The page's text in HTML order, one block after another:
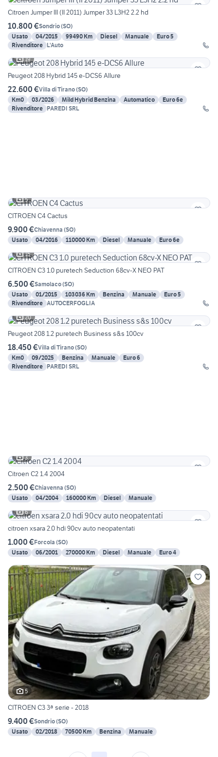
Citroen Jumper III (II 2011) Jumper 33 L3H2 2.2 hd
10.800 €Sondrio(SO)
Usato
04/2015 99490 Km Diesel Manuale
Euro 5
Rivenditore L'Auto
19
Peugeot 208 Hybrid 145 e-DCS6 Allure
22.600 €Villa di Tirano(SO)
Km0
03/2026 Mild Hybrid Benzina Automatico
Euro 6e
Rivenditore PAREDI SRL
5
CITROEN C4 Cactus
9.900 €Chiavenna (SO)
Usato
04/2016 110000 Km Diesel Manuale
Euro 6e
15
CITROEN C3 1.0 puretech Seduction 68cv-X NEO PAT
6.500 €Samolaco(SO)
Usato
01/2015 103036 Km Benzina Manuale
Euro 5
Rivenditore AUTOCERFOGLIA
20
Peugeot 208 1.2 puretech Business s&s 100cv
18.450 €Villa di Tirano(SO)
Km0
09/2025 Benzina Manuale
Euro 6
Rivenditore PAREDI SRL
3
Citroen C2 1.4 2004
2.500 €Chiavenna (SO)
Usato
04/2004 160000 Km Diesel
Manuale
6
citroen xsara 2.0 hdi 90cv auto neopatentati
1.000 €Forcola (SO)
Usato
06/2001 270000 Km Diesel Manuale Euro 4
5
CITROEN C3 3ª serie - 2018
9.400 €Sondrio(SO)
Usato
02/2018 70500 Km Benzina Manuale